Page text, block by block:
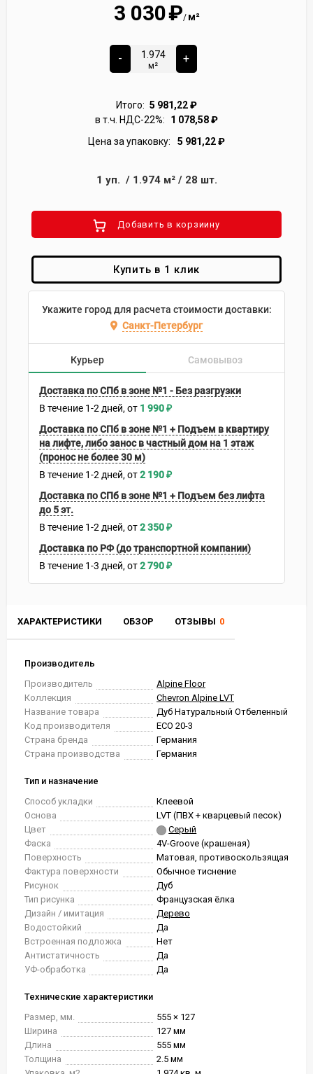
ХАРАКТЕРИСТИКИ ОБЗОР ОТЗЫВЫ 0
Производитель
Производитель
Alpine Floor
Коллекция
Chevron Alpine LVT
Название товара
Дуб Натуральный Отбеленный
Код производителя
ECO 20-3
Страна бренда
Германия
Страна производства
Германия
Тип и назначение
Способ укладки
Клеевой
Основа
LVT (ПВХ + кварцевый песок)
Цвет
Серый
Фаска
4V-Groove (крашеная)
Поверхность
Матовая, противоскользящая
Фактура поверхности
Обычное тиснение
Рисунок
Дуб
Тип рисунка
Французская ёлка
Дизайн / имитация
Дерево
Водостойкий
Да
Встроенная подложка
Нет
Антистатичность
Да
УФ-обработка
Да
Технические характеристики
Размер, мм.
555 × 127
Ширина
127 мм
Длина
555 мм
Толщина
2.5 мм
3 030₽/ м²
-
м²
+
Итого: 5 981,22₽
в т.ч. НДС-22%:
1 078,58₽
Цена за упаковку:
5 981,22₽
1 уп. / 1.974м²/ 28 шт.
Добавить в корзиину
Купить в 1 клик
Укажите город для расчета стоимости доставки:
Санкт-Петербург
Курьер Самовывоз
Доставка по СПб в зоне №1 - Без разгрузки
В течение 1-2 дней 1 990₽
Доставка по СПб в зоне №1 + Подъем в квартиру
на лифте, либо занос в частный дом на 1 этаж
(пронос не более 30 м)
В течение 1-2 дней 2 190₽
Доставка по СПб в зоне №1 + Подъем без лифта
до 5 эт.
В течение 1-2 дней 2 350₽
Доставка по РФ (до транспортной компании)
В течение 1-3 дней 2 790₽